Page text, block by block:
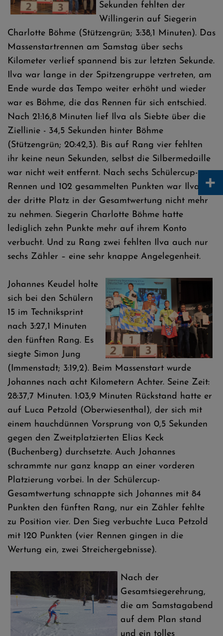
Sekunden fehlten der
Willingerin auf Siegerin
Charlotte Böhme (Stützengrün; 3:38,1 Minuten). Das
Massenstartrennen am Samstag über sechs
Kilometer verlief spannend bis zur letzten Sekunde.
Ilva war lange in der Spitzengruppe vertreten, am
Ende wurde das Tempo weiter erhöht und wieder
war es Böhme, die das Rennen für sich entschied.
Nach 21:16,8 Minuten lief Ilva als Siebte über die
Ziellinie - 34,5 Sekunden hinter Böhme
(Stützengrün; 20:42,3). Bis auf Rang vier fehlten
ihr keine neun Sekunden, selbst die Silbermedaille
war nicht weit entfernt. Nach sechs Schülercup-
Rennen und 102 gesammelten Punkten war Ilva
der dritte Platz in der Gesamtwertung nicht mehr
zu nehmen. Siegerin Charlotte Böhme hatte
lediglich zehn Punkte mehr auf ihrem Konto
verbucht. Und zu Rang zwei fehlten Ilva auch nur
sechs Zähler – eine sehr knappe Angelegenheit.
Johannes Keudel holte
sich bei den Schülern
15 im Techniksprint
nach 3:27,1 Minuten
den fünften Rang. Es
siegte Simon Jung
(Immenstadt; 3:19,2). Beim Massenstart wurde
Johannes nach acht Kilometern Achter. Seine Zeit:
28:37,7 Minuten. 1:03,9 Minuten Rückstand hatte er
auf Luca Petzold (Oberwiesenthal), der sich mit
einem hauchdünnen Vorsprung von 0,5 Sekunden
gegen den Zweitplatzierten Elias Keck
(Buchenberg) durchsetzte. Auch Johannes
schrammte nur ganz knapp an einer vorderen
Platzierung vorbei. In der Schülercup-
Gesamtwertung schnappte sich Johannes mit 84
Punkten den fünften Rang, nur ein Zähler fehlte
zu Position vier. Den Sieg verbuchte Luca Petzold
mit 120 Punkten (vier Rennen gingen in die
Wertung ein, zwei Streichergebnisse).
Nach der
Gesamtsiegerehrung,
die am Samstagabend
auf dem Plan stand
und ein tolles
+